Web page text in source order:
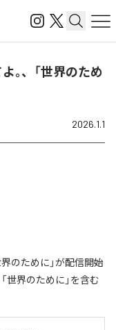
｡、「世界のため
2026.1.1
のために」が配信開始
世界のために」を含む